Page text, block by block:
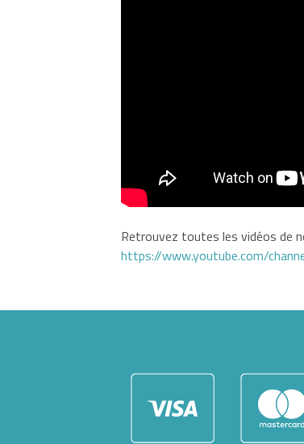
Retrouvez toutes les vidéos de
https://www.youtube.com/